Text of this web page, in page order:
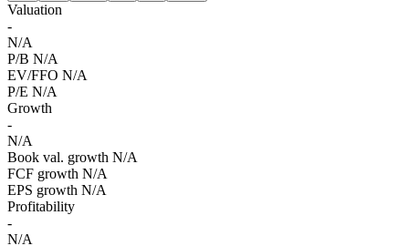
Valuation
-
N/A
P/B N/A
EV/FFO N/A
P/E N/A
Growth
-
N/A
Book val. growth N/A
FCF growth N/A
EPS growth N/A
Profitability
-
N/A